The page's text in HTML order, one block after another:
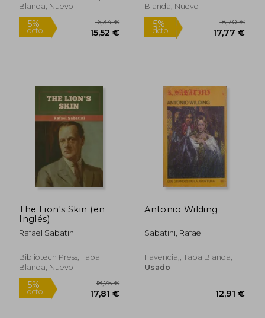
13,85 €
Blanda, Nuevo
Blanda, Nuevo
The Lion's Skin (en
Inglés)
Rafael Sabatini
Bibliotech Press, Tapa
Blanda, Nuevo
Antonio Wilding
Sabatini, Rafael
Favencia,, Tapa Blanda,
Usado